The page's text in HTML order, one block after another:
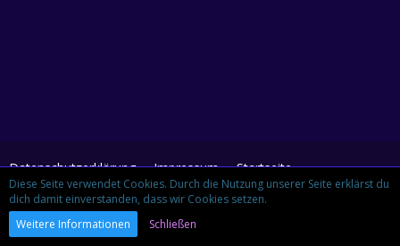
Datenschutzerklärung Impressum Startseite
Community-Software:
Diese Seite verwendet Cookies. Durch die Nutzung unserer Seite erklärst du
dich damit einverstanden, dass wir Cookies setzen.
Weitere Informationen
Schließen